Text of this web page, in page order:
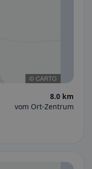
8.0 km
vom Ort-Zentrum